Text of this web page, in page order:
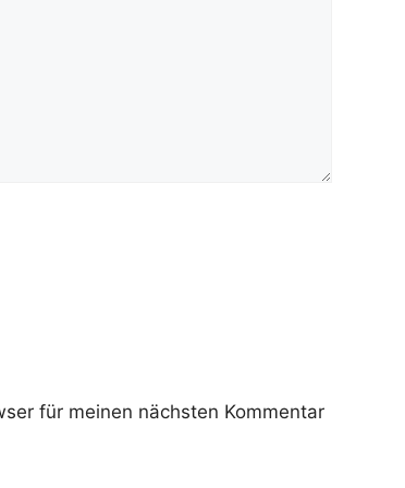
für meinen nächsten Kommentar